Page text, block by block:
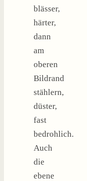
blässer,
härter,
dann
am
oberen
Bildrand
stählern,
düster,
fast
bedrohlich.
Auch
die
ebene